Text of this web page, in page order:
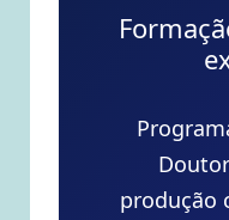
produção